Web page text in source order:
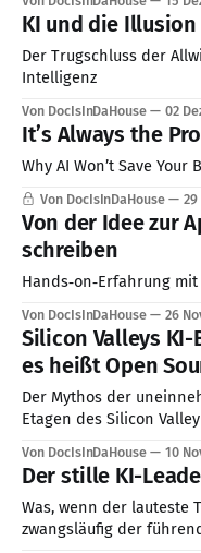
valuations are divorced
capital allocation is
comparisons
KI und die
Der Trugschluss der
Intelligenz
Von DocIsInDaHouse 02
It’s Always the
Why AI Won’t Save Your
Von DocIsInDaHouse 29
Von der Idee zur
schreiben
Hands‑on‑Erfahrung
Von DocIsInDaHouse 26
Silicon Valleys
es heißt Open
Der Mythos der uneinnehmbaren
Etagen des Silicon
Wettlauf, so die
Budgets so groß wie
Tech-Konzerne könne
Von DocIsInDaHouse 10
Der stille KI-
Was, wenn der lauteste
zwangsläufig der